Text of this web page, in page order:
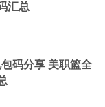
汇总
码分享 美职篮全